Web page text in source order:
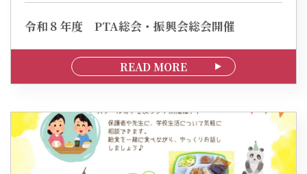
令和８年度 PTA総会・振興会総会開催
READ MORE